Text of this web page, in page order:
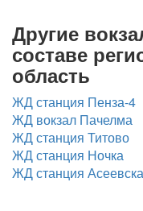
Другие
составе
область
ЖД станция Пенза-4
ЖД вокзал Пачелма
ЖД станция Титово
ЖД станция Ночка
ЖД станция